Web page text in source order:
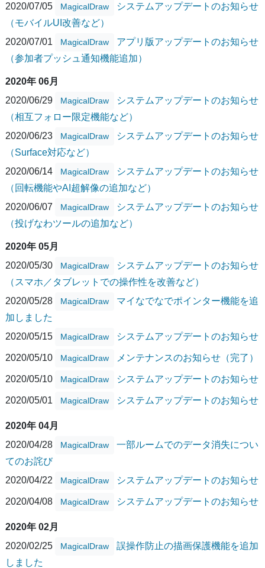
2020/07/05
MagicalDraw
システムアップデートのお知らせ
（モバイルUI改善など）
2020/07/01
MagicalDraw
アプリ版アップデートのお知らせ
（参加者プッシュ通知機能追加）
2020年 06月
2020/06/29
MagicalDraw
システムアップデートのお知らせ
（相互フォロー限定機能など）
2020/06/23
MagicalDraw
システムアップデートのお知らせ
（Surface対応など）
2020/06/14
MagicalDraw
システムアップデートのお知らせ
（回転機能やAI超解像の追加など）
2020/06/07
MagicalDraw
システムアップデートのお知らせ
（投げなわツールの追加など）
2020年 05月
2020/05/30
MagicalDraw
システムアップデートのお知らせ
（スマホ／タブレットでの操作性を改善など）
2020/05/28
MagicalDraw
マイなでなでポインター機能を追
加しました
2020/05/15
MagicalDraw システムアップデートのお知らせ
2020/05/10 MagicalDraw メンテナンスのお知らせ（完了）
2020/05/10 MagicalDraw システムアップデートのお知らせ
2020/05/01 MagicalDraw システムアップデートのお知らせ
2020年 04月
2020/04/28
MagicalDraw
一部ルームでのデータ消失につい
てのお詫び
2020/04/22
MagicalDraw システムアップデートのお知らせ
2020/04/08 MagicalDraw システムアップデートのお知らせ
2020年 02月
2020/02/25
MagicalDraw
誤操作防止の描画保護機能を追加
しました